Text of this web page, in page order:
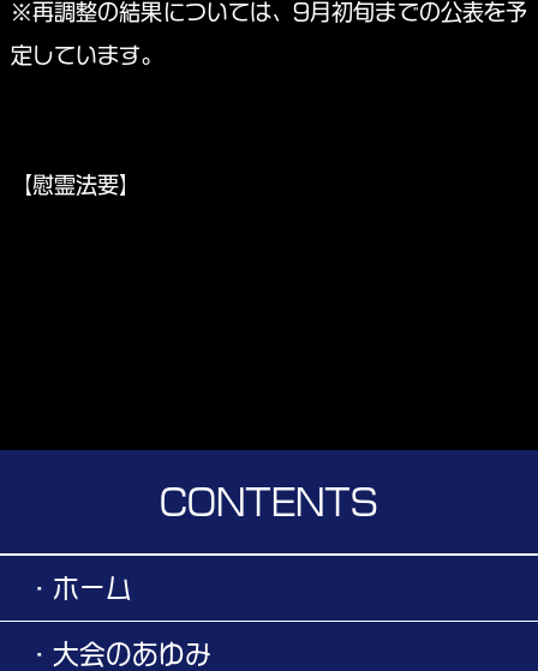
※再調整の結果については、9月初旬までの公表を予
定しています。
【慰霊法要】
CONTENTS
・ホーム
・大会のあゆみ